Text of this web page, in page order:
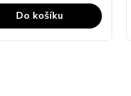
Do košíku